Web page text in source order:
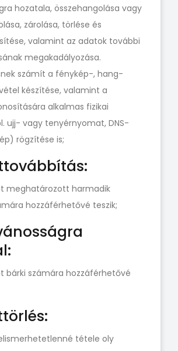
hozatala, összehangolása vagy
zárolása, törlése és
valamint az adatok további
megakadályozása.
számít a fénykép-, hang-
készítése, valamint a
alkalmas fizikai
ujj- vagy tenyérnyomat, DNS-
rögzítése is;
meghatározott harmadik
hozzáférhetővé teszik;
bárki számára hozzáférhetővé
tétele oly